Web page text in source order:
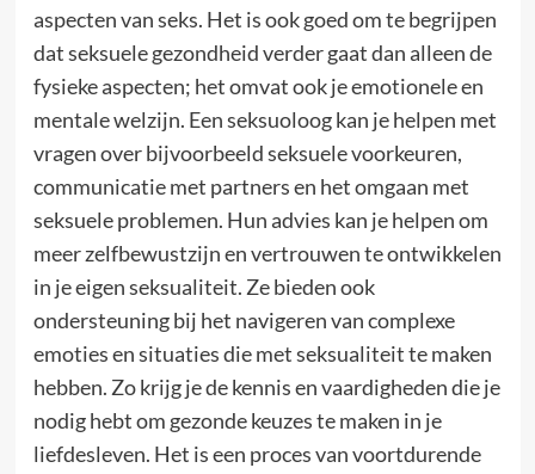
aspecten van seks. Het is ook goed om te begrijpen
dat seksuele gezondheid verder gaat dan alleen de
fysieke aspecten; het omvat ook je emotionele en
mentale welzijn. Een seksuoloog kan je helpen met
vragen over bijvoorbeeld seksuele voorkeuren,
communicatie met partners en het omgaan met
seksuele problemen. Hun advies kan je helpen om
meer zelfbewustzijn en vertrouwen te ontwikkelen
in je eigen seksualiteit. Ze bieden ook
ondersteuning bij het navigeren van complexe
emoties en situaties die met seksualiteit te maken
hebben. Zo krijg je de kennis en vaardigheden die je
nodig hebt om gezonde keuzes te maken in je
liefdesleven. Het is een proces van voortdurende